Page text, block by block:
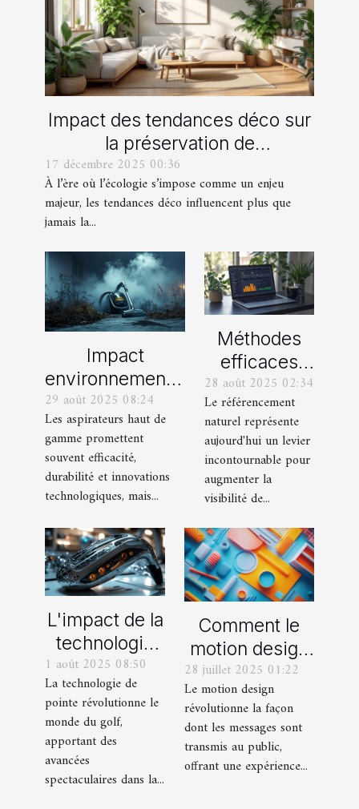
Impact des tendances déco sur
la préservation de
l'environnement
17 décembre 2025 00:36
À l’ère où l’écologie s’impose comme un enjeu
majeur, les tendances déco influencent plus que
jamais la...
Impact
environnemental
des aspirateurs
haut de gamme :
Mythes et
réalités
29 août 2025 08:24
Les aspirateurs haut de
gamme promettent
souvent efficacité,
durabilité et innovations
technologiques, mais...
Méthodes
efficaces
pour
maximiser le
potentiel
SEO de votre
site internet
28 août 2025 02:34
Le référencement
naturel représente
aujourd'hui un levier
incontournable pour
augmenter la
visibilité de...
L'impact de la
technologie
de pointe
dans la
fabrication
des
équipements
de golf
1 août 2025 08:50
La technologie de
pointe révolutionne le
monde du golf,
apportant des
avancées
spectaculaires dans la...
Comment le
motion design
transforme-t-il
la
communication
visuelle ?
28 juillet 2025 01:22
Le motion design
révolutionne la façon
dont les messages sont
transmis au public,
offrant une expérience...